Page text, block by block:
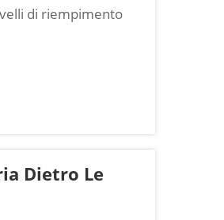
di riempimento
per il
di solito...
Dietro Le